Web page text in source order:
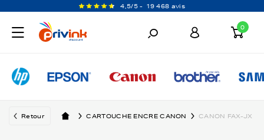
4,5/5 - 19 468 avis
0
Retour CARTOUCHE ENCRE CANON CANON FAX-JX